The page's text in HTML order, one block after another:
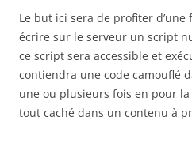
Le but ici sera de profiter d’une
écrire sur le serveur un script
ce script sera accessible et
contiendra une code camouflé
une ou plusieurs fois en pour
tout caché dans un contenu à